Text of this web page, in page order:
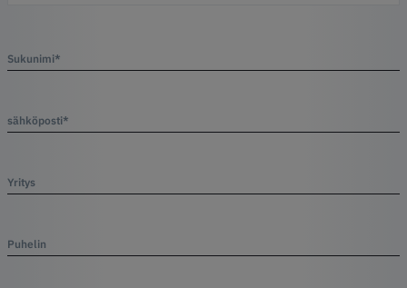
Sukunimi*
sähköposti*
Yritys
Puhelin